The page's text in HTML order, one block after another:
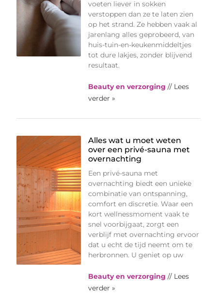
voeten liever in sokken
verstoppen dan ze te laten zien
op het strand. Ze hebben vaak al
jarenlang alles geprobeerd, van
huis-tuin-en-keukenmiddeltjes
tot dure lakjes, zonder blijvend
resultaat.
Beauty en verzorging // Lees
verder »
Alles wat u moet weten
over een privé-sauna met
overnachting
Een privé-sauna met
overnachting biedt een unieke
combinatie van ontspanning,
comfort en discretie. Waar een
kort wellnessmoment vaak te
snel voorbijgaat, zorgt een
verblijf met overnachting ervoor
dat u echt de tijd neemt om te
herbronnen. U geniet op uw
Beauty en verzorging // Lees
verder »